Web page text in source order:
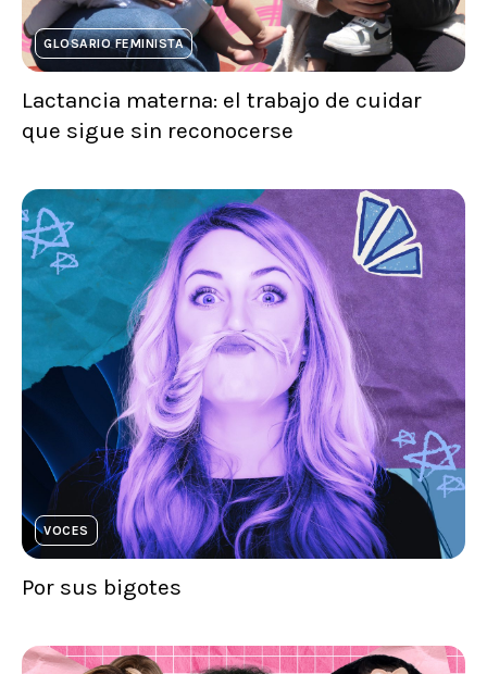
GLOSARIO FEMINISTA
Lactancia materna: el trabajo de cuidar
que sigue sin reconocerse
VOCES
Por sus bigotes